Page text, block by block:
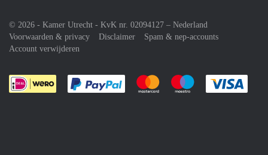
© 2026 - Kamer Utrecht - KvK nr. 02094127 – Nederland
Voorwaarden & privacy
Disclaimer
Spam & nep-accounts
Account verwijderen
Je rekent gemakkelijk af met Paypal
Je rekent gemakkelijk af met
Je rekent